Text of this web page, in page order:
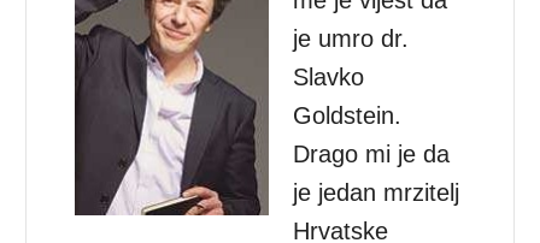
je umro dr.
Slavko
Goldstein.
Drago mi je da
je jedan mrzitelj
Hrvatske